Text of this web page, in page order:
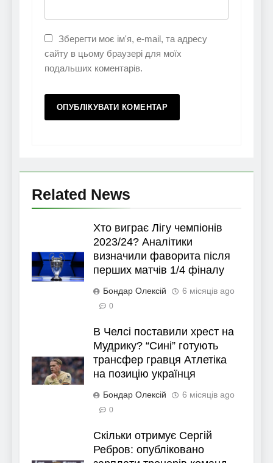
Зберегти моє ім'я, e-mail, та адресу
сайту в цьому браузері для моїх
подальших коментарів.
Related News
Хто виграє Лігу чемпіонів
2023/24? Аналітики
визначили фаворита після
перших матчів 1/4 фіналу
Бондар Олексій 6 місяців ago
0
В Челсі поставили хрест на
Мудрику? “Сині” готують
трансфер гравця Атлетіка
на позицію українця
Бондар Олексій 6 місяців ago
0
Скільки отримує Сергій
Ребров: опубліковано